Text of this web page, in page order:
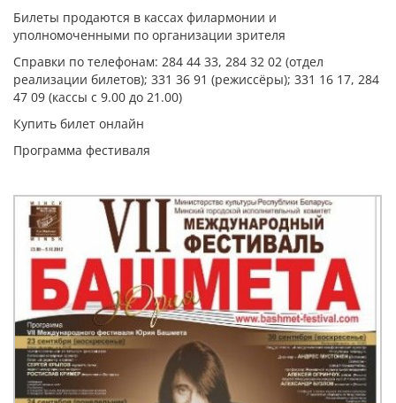
Билеты продаются в кассах филармонии и
уполномоченными по организации зрителя
Справки по телефонам: 284 44 33, 284 32 02 (отдел
реализации билетов); 331 36 91 (режиссёры); 331 16 17, 284
47 09 (кассы с 9.00 до 21.00)
Купить билет онлайн
Программа фестиваля